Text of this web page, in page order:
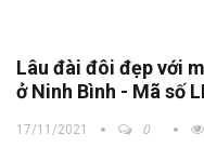
Lâu đài đôi đẹp với
ở Ninh Bình - Mã số
17/11/2021 0